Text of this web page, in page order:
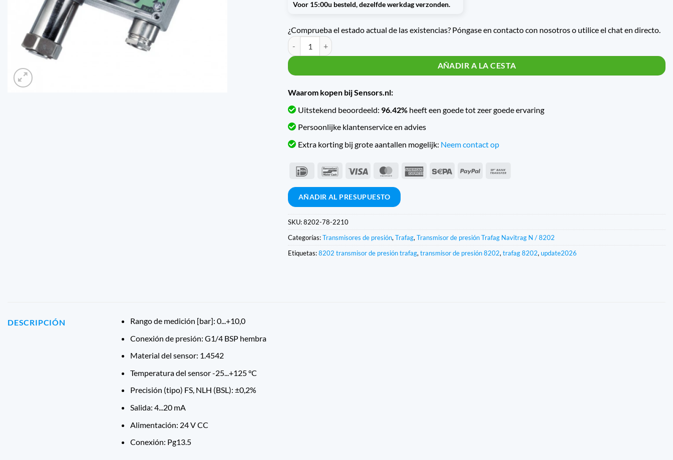
¿Comprueba el estado actual de las existencias? Póngase en contacto con nosotros o utilice el chat en directo.
Cantidad Trafag Druktransmitter Navitrag N / 8202 N10.0
AÑADIR A LA CESTA
Waarom kopen bij Sensors.nl:
Uitstekend beoordeeld: 96.42% heeft een goede tot zeer goede ervaring
Persoonlijke klantenservice en advies
Extra korting bij grote aantallen mogelijk: Neem contact op
IDeal BancontactVisa MasterCardAmerican Sepa PayPal
AÑADIR AL PRESUPUESTO
SKU:8202-78-2210
Categorías:Transmisores de presión,Trafag,Transmisor de presión Trafag Navitrag N / 8202
Etiquetas:8202 transmisor de presión trafag,transmisor de presión 8202,trafag 8202,update2026
DESCRIPCIÓN
Rango de medición [bar]: 0...+10,0
Conexión de presión: G1/4 BSP hembra
Material del sensor: 1.4542
Temperatura del sensor -25...+125 °C
Precisión (tipo) FS, NLH (BSL): ±0,2%
Salida: 4...20 mA
Alimentación: 24 V CC
Conexión: Pg13.5